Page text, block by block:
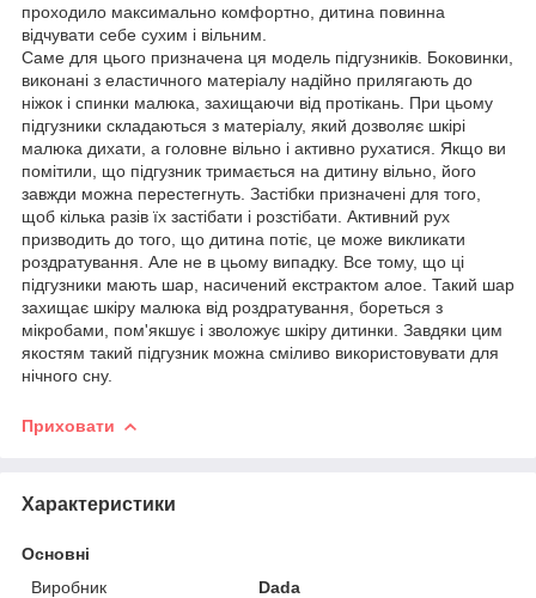
проходило максимально комфортно, дитина повинна
відчувати себе сухим і вільним.
Саме для цього призначена ця модель підгузників. Боковинки,
виконані з еластичного матеріалу надійно прилягають до
ніжок і спинки малюка, захищаючи від протікань. При цьому
підгузники складаються з матеріалу, який дозволяє шкірі
малюка дихати, а головне вільно і активно рухатися. Якщо ви
помітили, що підгузник тримається на дитину вільно, його
завжди можна перестегнуть. Застібки призначені для того,
щоб кілька разів їх застібати і розстібати. Активний рух
призводить до того, що дитина потіє, це може викликати
роздратування. Але не в цьому випадку. Все тому, що ці
підгузники мають шар, насичений екстрактом алое. Такий шар
захищає шкіру малюка від роздратування, бореться з
мікробами, пом'якшує і зволожує шкіру дитинки. Завдяки цим
якостям такий підгузник можна сміливо використовувати для
нічного сну.
Приховати
Характеристики
Основні
Виробник
Dada